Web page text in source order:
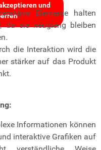
und
Elemente halten
da sie neugierig bleiben
die Interaktion wird die
stärker auf das Produkt
Informationen können
interaktive Grafiken auf